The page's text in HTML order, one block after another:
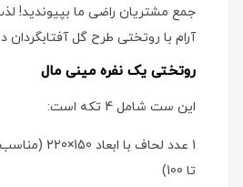
جمع مشتریان راضی ما بپیوندید!
آرام با روتختی طرح گل آفتابگردان
روتختی یک نفره مینی مال
این ست شامل 4 تکه است:
تا 100)